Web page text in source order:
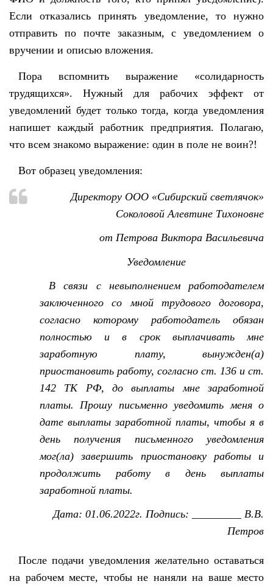
Если отказались принять уведомление, то нужно
отправить по почте заказным, с уведомлением о
вручении и описью вложения.
Пора вспомнить выражение «солидарность
трудящихся». Нужный для рабочих эффект от
уведомлений будет только тогда, когда уведомления
напишет каждый работник предприятия. Полагаю,
что всем знакомо выражение: один в поле не воин?!
Вот образец уведомления:
Директору ООО «Сибирский светлячок»
Соколовой Алевтине Тихоновне
от Петрова Виктора Васильевича
Уведомление
В связи с невыполнением работодателем
заключенного со мной трудового договора,
согласно которому работодатель обязан
полностью и в срок выплачивать мне
заработную плату, вынужден(а)
приостановить работу, согласно ст. 136 и ст.
142 ТК РФ, до выплаты мне заработной
платы. Прошу письменно уведомить меня о
дате выплаты заработной платы, чтобы я в
день получения письменного уведомления
мог(ла) завершить приостановку работы и
продолжить работу в день выплаты
заработной платы.
Дата: 01.06.2022г. Подпись: _________ В.В.
Петров
После подачи уведомления желательно оставаться
на рабочем месте, чтобы не наняли на ваше место